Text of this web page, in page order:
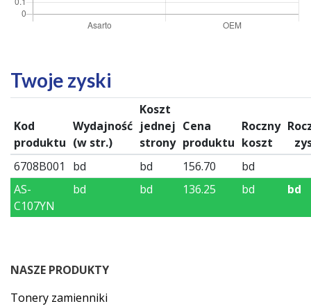
Twoje zyski
Kod
produktu
Wydajność
(w str.)
Koszt
jednej
strony
Cena
produktu
Roczny
koszt
6708B001
bd bd 156.70
bd
AS-
C107YN
bd bd 136.25 bd bd
NASZE PRODUKTY
Tonery zamienniki